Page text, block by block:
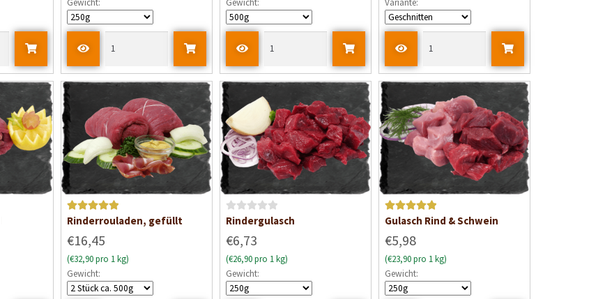
e
t
0
v
n
e
t
0
v
o
n
5
Bewertet mit
Rinderrouladen, gefüllt
€16,45
(€32,90 pro 1 kg)
Gewicht:
B
w
e
r
Rindergulasch
€6,73
(€26,90 pro 1 kg)
Gewicht:
Bewertet mit
Gulasch Rind & Schwein
€5,98
(€23,90 pro 1 kg)
Gewicht: